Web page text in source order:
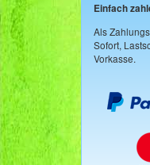
Einfach
Als
Sofort,
Vorkasse.